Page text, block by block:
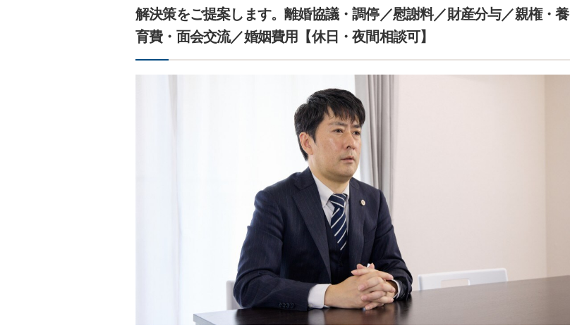
解決策をご提案します。離婚協議・調停／慰謝料／財産分与／親権・養
育費・面会交流／婚姻費用【休日・夜間相談可】